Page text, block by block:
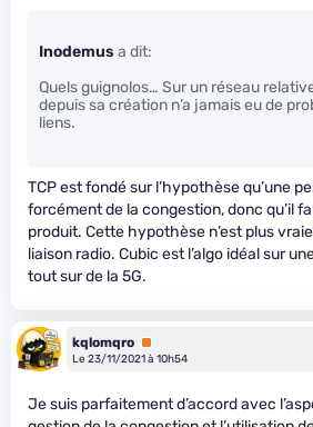
Inodemus a dit:
Quels guignolos… Sur un réseau
depuis sa création n’a jamais eu de
liens.
TCP est fondé sur l’hypothèse qu’une
forcément de la congestion, donc qu’il
produit. Cette hypothèse n’est plus
liaison radio. Cubic est l’algo idéal sur
tout sur de la 5G.
kqlomqro Premium
Le 23/11/2021 à 10h54
Je suis parfaitement d’accord avec